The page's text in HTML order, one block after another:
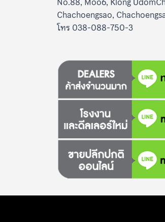
Chachoengsao,
โทร 038-088-750-3